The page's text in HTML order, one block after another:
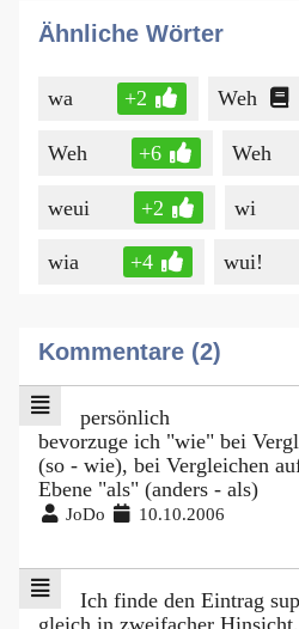
Ähnliche Wörter
wa +2 Weh
Weh +6 Weh
weui +2 wi
wia +4 wui!
Kommentare (2)
persönlich
bevorzuge ich "wie" bei
(so - wie), bei Vergleichen
Ebene "als" (anders - als)
JoDo 10.10.2006
Ich finde den Eintrag
gleich in zweifacher Hinsicht.